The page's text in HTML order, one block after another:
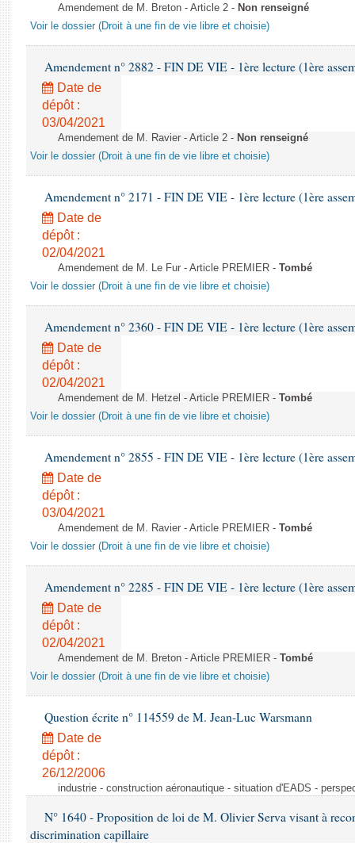
Amendement de M. Breton - Article 2 - Non renseigné
Voir le dossier (Droit à une fin de vie libre et choisie)
Amendement n° 2882 - FIN DE VIE - 1ère lecture (1ère
Date de
dépôt :
03/04/2021
Amendement de M. Ravier - Article 2 - Non renseigné
Voir le dossier (Droit à une fin de vie libre et choisie)
Amendement n° 2171 - FIN DE VIE - 1ère lecture (1ère
Date de
dépôt :
02/04/2021
Amendement de M. Le Fur - Article PREMIER - Tombé
Voir le dossier (Droit à une fin de vie libre et choisie)
Amendement n° 2360 - FIN DE VIE - 1ère lecture (1ère
Date de
dépôt :
02/04/2021
Amendement de M. Hetzel - Article PREMIER - Tombé
Voir le dossier (Droit à une fin de vie libre et choisie)
Amendement n° 2855 - FIN DE VIE - 1ère lecture (1ère
Date de
dépôt :
03/04/2021
Amendement de M. Ravier - Article PREMIER - Tombé
Voir le dossier (Droit à une fin de vie libre et choisie)
Amendement n° 2285 - FIN DE VIE - 1ère lecture (1ère
Date de
dépôt :
02/04/2021
Amendement de M. Breton - Article PREMIER - Tombé
Voir le dossier (Droit à une fin de vie libre et choisie)
Question écrite n° 114559 de M. Jean-Luc Warsmann
Date de
dépôt :
26/12/2006
industrie - construction aéronautique - situation d'EADS -
N° 1640 - Proposition de loi de M. Olivier Serva visant à
discrimination capillaire